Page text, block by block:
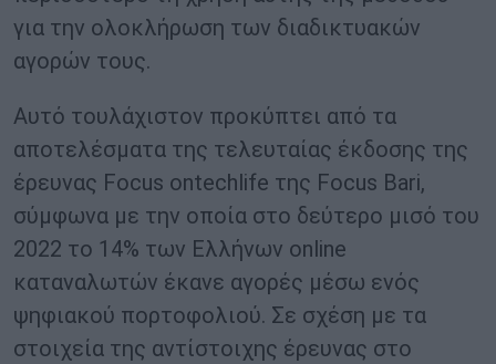
για την ολοκλήρωση των διαδικτυακών
αγορών τους.
Αυτό τουλάχιστον προκύπτει από τα
αποτελέσματα της τελευταίας έκδοσης της
έρευνας Focus ontechlife της Focus Bari,
σύμφωνα με την οποία στο δεύτερο μισό του
2022 το 14% των Ελλήνων online
καταναλωτών έκανε αγορές μέσω ενός
ψηφιακού πορτοφολιού. Σε σχέση με τα
στοιχεία της αντίστοιχης έρευνας στο